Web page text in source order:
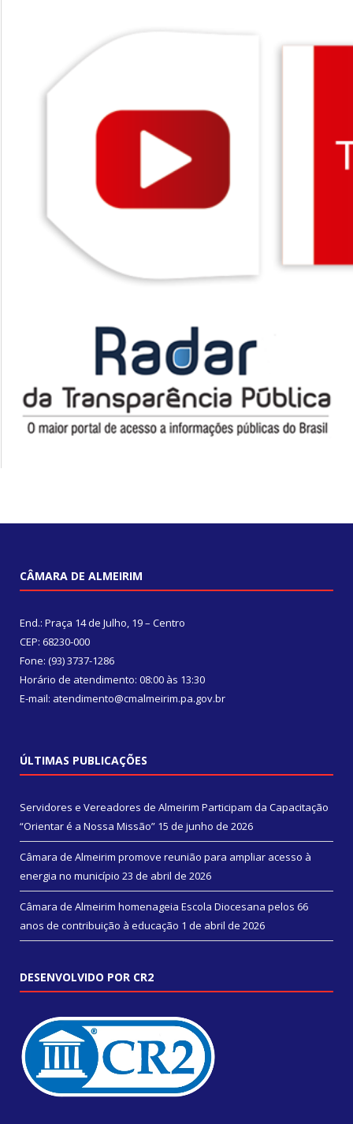
CÂMARA DE ALMEIRIM
End.: Praça 14 de Julho, 19 – Centro
CEP: 68230-000
Fone: (93) 3737-1286
Horário de atendimento: 08:00 às 13:30
E-mail: atendimento@cmalmeirim.pa.gov.br
ÚLTIMAS PUBLICAÇÕES
Servidores e Vereadores de Almeirim Participam da Capacitação
“Orientar é a Nossa Missão” 15 de junho de 2026
Câmara de Almeirim promove reunião para ampliar acesso à
energia no município 23 de abril de 2026
Câmara de Almeirim homenageia Escola Diocesana pelos 66
anos de contribuição à educação 1 de abril de 2026
DESENVOLVIDO POR CR2